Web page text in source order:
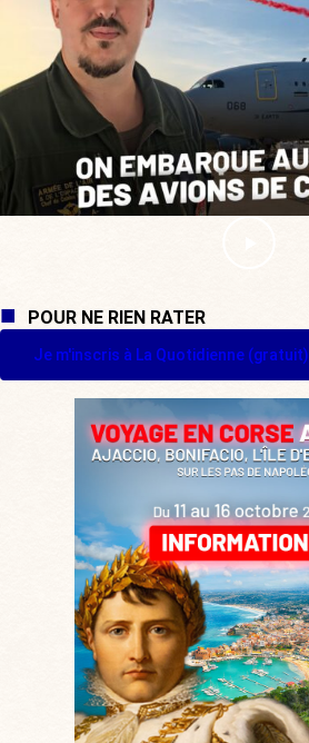
POUR NE RIEN RATER
Je m'inscris à La Quotidienne (gratuit)